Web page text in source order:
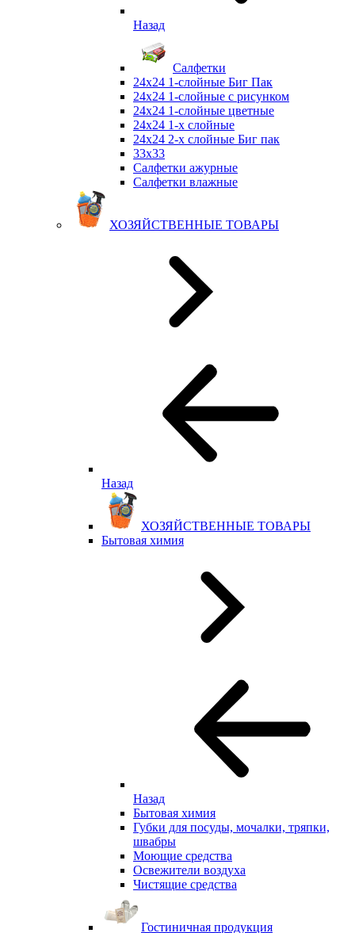
Назад
Салфетки
24х24 1-слойные Биг Пак
24х24 1-слойные с рисунком
24х24 1-слойные цветные
24х24 1-х слойные
24х24 2-х слойные Биг пак
33х33
Салфетки ажурные
Салфетки влажные
ХОЗЯЙСТВЕННЫЕ ТОВАРЫ
Назад
ХОЗЯЙСТВЕННЫЕ ТОВАРЫ
Бытовая химия
Назад
Бытовая химия
Губки для посуды, мочалки, тряпки,
швабры
Моющие средства
Освежители воздуха
Чистящие средства
Гостиничная продукция